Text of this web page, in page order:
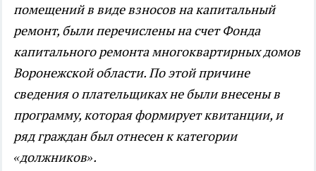
помещений в виде взносов на капитальный
ремонт, были перечислены на счет Фонда
капитального ремонта многоквартирных домов
Воронежской области. По этой причине
сведения о плательщиках не были внесены в
программу, которая формирует квитанции, и
ряд граждан был отнесен к категории
«должников».